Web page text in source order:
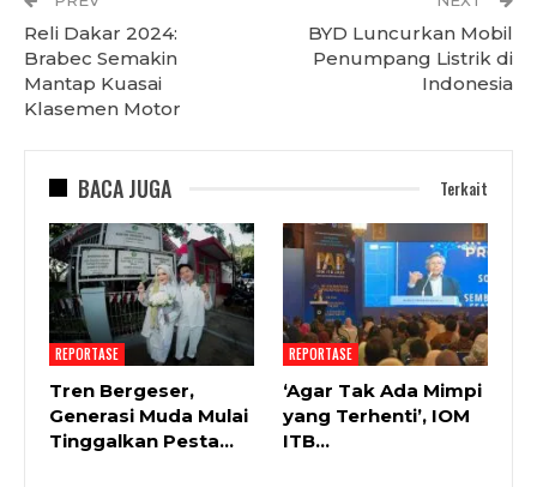
Reli Dakar 2024:
Brabec Semakin
Mantap Kuasai
Klasemen Motor
BYD Luncurkan Mobil
Penumpang Listrik di
Indonesia
BACA JUGA Terkait
REPORTASE
Tren Bergeser,
Generasi Muda Mulai
Tinggalkan Pesta…
REPORTASE
‘Agar Tak Ada Mimpi
yang Terhenti’, IOM
ITB…